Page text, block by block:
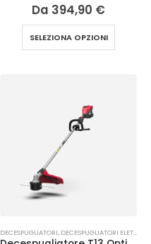
Su 5
Da 394,90 €
SELEZIONA OPZIONI
DECESPUGLIATORI, DECESPUGLIATORI ELETTRICI ED A BATTERIA